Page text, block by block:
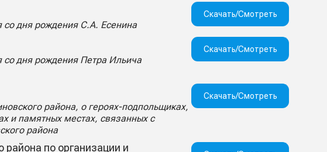
со дня рождения С.А. Есенина
Скачать/Смотреть
со дня рождения Петра Ильича
Скачать/Смотреть
района, о героях-подпольщиках,
и памятных местах, связанных с
района
Скачать/Смотреть
по организации и